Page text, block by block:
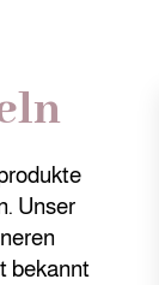
Unser
bekannt